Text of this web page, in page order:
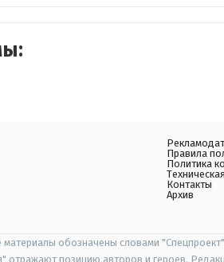
Правила
Политика
Контакты
Архив
обозначены словами
отражают позицию авторов и героев.